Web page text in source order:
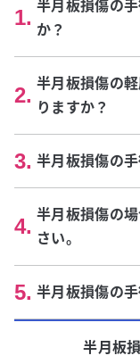
1. 半月板損傷の
か？
2. 半月板損傷の
りますか？
3. 半月板損傷の
4. 半月板損傷の
さい。
5. 半月板損傷の
半月板